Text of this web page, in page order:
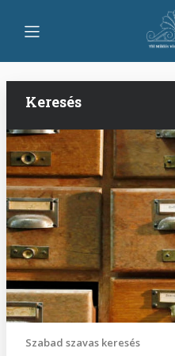
tartalomra
Keresés
Szabad szavas keresés